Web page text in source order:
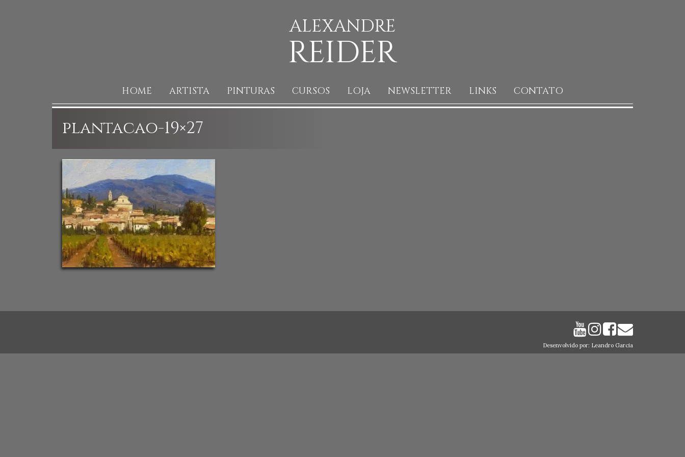
ALEXANDRE
REIDER
HOME ARTISTA PINTURAS CURSOS LOJA NEWSLETTER LINKS CONTATO
plantacao-19×27
Desenvolvido por: Leandro Garcia